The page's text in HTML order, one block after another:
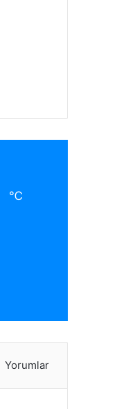
℃
Yorumlar